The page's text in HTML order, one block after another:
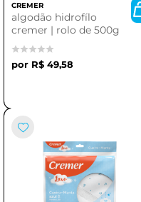
CREMER
algodão hidrofílo
cremer | rolo de 500g
R$ 49,58